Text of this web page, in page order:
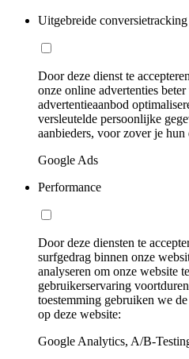
Uitgebreide conversietracking
Door deze dienst te
onze online advertenties
advertentieaanbod
versleutelde persoonlijke
aanbieders, voor zover je
Google Ads
Performance
Door deze diensten te
surfgedrag binnen onze
analyseren om onze website
gebruikerservaring
toestemming gebruiken we
op deze website:
Google Analytics, A/B-